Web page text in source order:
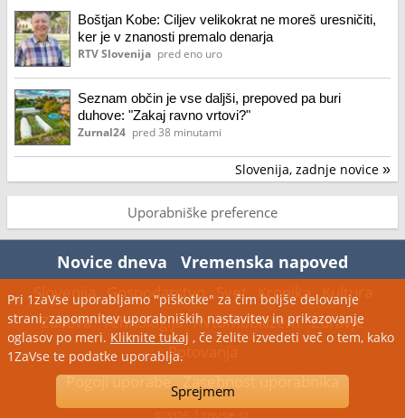
Boštjan Kobe: Ciljev velikokrat ne moreš uresničiti,
ker je v znanosti premalo denarja
RTV Slovenija pred eno uro
Seznam občin je vse daljši, prepoved pa buri
duhove: "Zakaj ravno vrtovi?"
Zurnal24 pred 38 minutami
Slovenija, zadnje novice »
Uporabniške preference
Novice dneva Vremenska napoved
Slovenija Gospodarstvo Svet Kronika Kultura
Zabava Tehnologija Avtomobilizem Zdravje
Potovanja
Pogoji uporabe Zasebnost uporabnika
Pri 1zaVse uporabljamo "piškotke" za čim boljše delovanje
strani, zapomnitev uporabniških nastavitev in prikazovanje
oglasov po meri. Kliknite tukaj , če želite izvedeti več o tem, kako
1ZaVse te podatke uporablja.
Sprejmem